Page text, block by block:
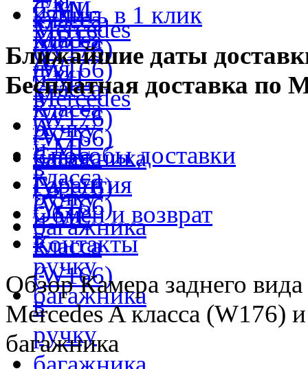
купить в 1 клик
Ближайшие даты
Бесплатная доставка по
Способы доставки
Гарантия
Обмен и возврат
Контакты
Обзор Камера заднего
Mercedes A класса (W176)
багажника